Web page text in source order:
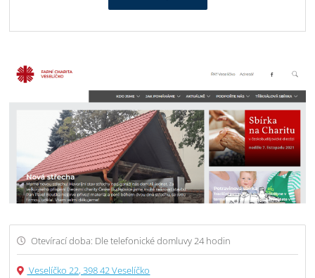
Otevírací doba: Dle telefonické domluvy 24 hodin
Veselíčko 22, 398 42 Veselíčko